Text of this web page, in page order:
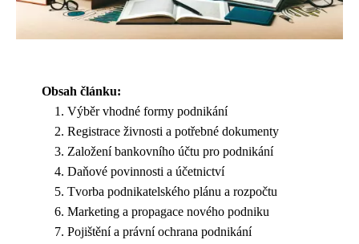
Obsah článku:
Výběr vhodné formy podnikání
Registrace živnosti a potřebné dokumenty
Založení bankovního účtu pro podnikání
Daňové povinnosti a účetnictví
Tvorba podnikatelského plánu a rozpočtu
Marketing a propagace nového podniku
Pojištění a právní ochrana podnikání